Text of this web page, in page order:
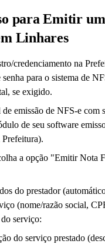
para Emitir
Linhares
credenciamento na
para o sistema de
se exigido.
emissão de NFS-e com
de seu software
a opção "Emitir Nota
do prestador
(nome/razão social,
serviço:
do serviço prestado